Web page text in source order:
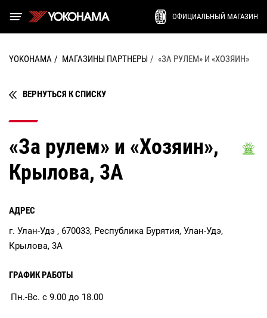
ОФИЦИАЛЬНЫЙ МАГАЗИН
YOKOHAMA МАГАЗИНЫ ПАРТНЕРЫ «ЗА РУЛЕМ» И «ХОЗЯИН»
ВЕРНУТЬСЯ К СПИСКУ
«За рулем» и «Хозяин»,
Крылова, 3А
АДРЕС
г. Улан-Удэ , 670033, Республика Бурятия, Улан-Удэ,
Крылова, 3А
ГРАФИК РАБОТЫ
Пн.-Вс. с 9.00 до 18.00